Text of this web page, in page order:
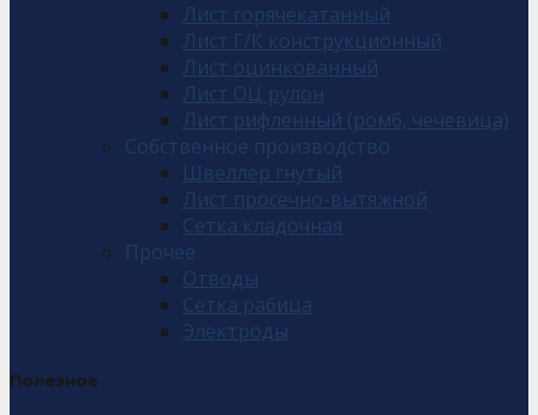
Лист горячекатанный
Лист Г/К конструкционный
Лист оцинкованный
Лист ОЦ рулон
Лист рифленный (ромб, чечевица)
Собственное производство
Швеллер гнутый
Лист просечно-вытяжной
Сетка кладочная
Прочее
Отводы
Сетка рабица
Электроды
Полезное